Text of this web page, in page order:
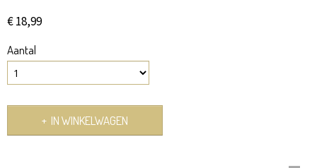
€ 18,99
Aantal
IN WINKELWAGEN